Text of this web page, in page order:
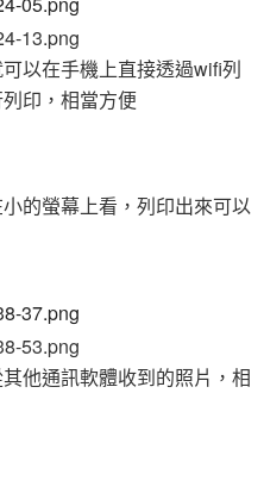
以在手機上直接透過wifi列
印，相當方便
的螢幕上看，列印出來可以
他通訊軟體收到的照片，相